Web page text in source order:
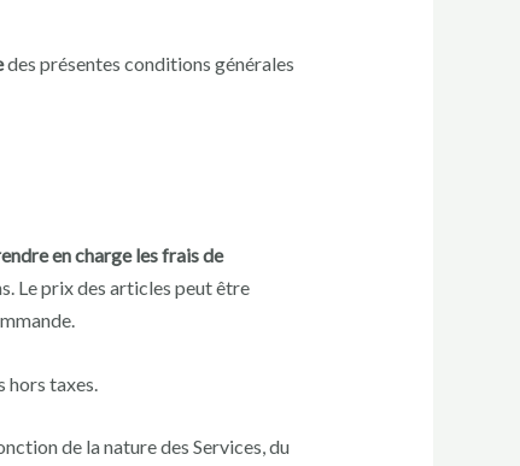
des présentes conditions générales
en charge les frais de
Le prix des articles peut être
taxes.
de la nature des Services, du